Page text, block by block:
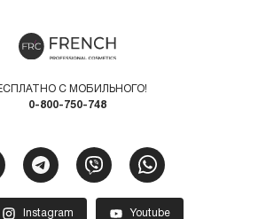
С МОБИЛЬНОГО!
0-800-750-748
Instagram Youtube